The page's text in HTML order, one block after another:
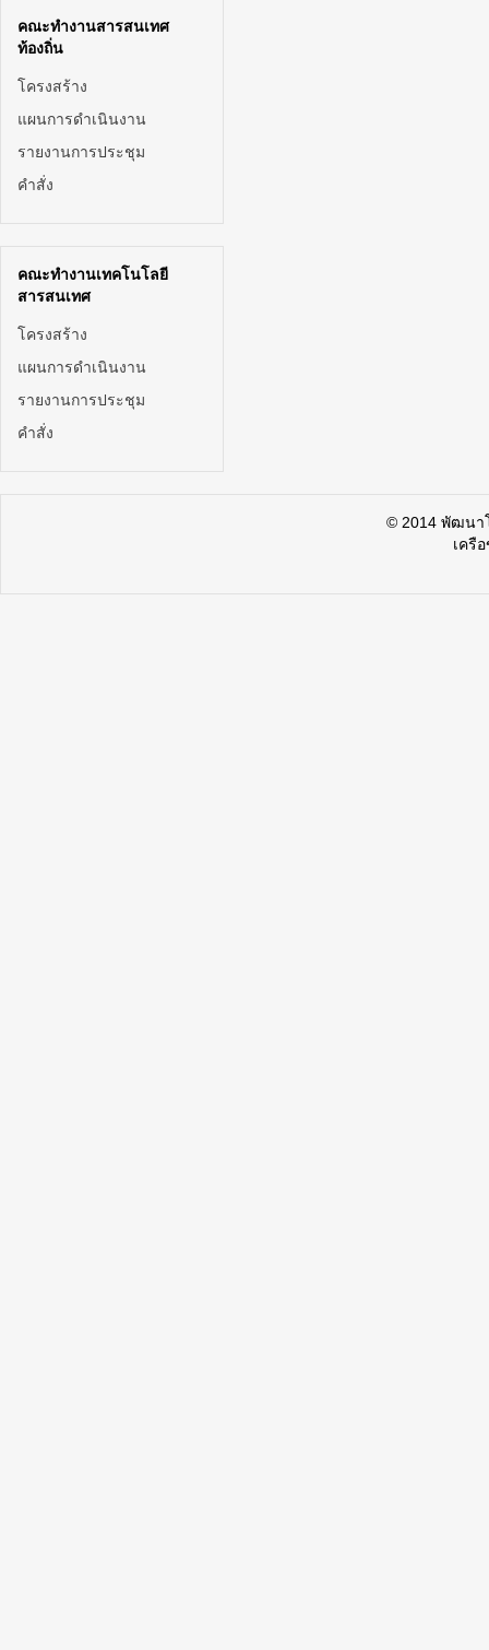
คณะทำงานสารสนเทศ
ท้องถิ่น
โครงสร้าง
แผนการดำเนินงาน
รายงานการประชุม
คำสั่ง
คณะทำงานเทคโนโลยี
สารสนเทศ
โครงสร้าง
แผนการดำเนินงาน
รายงานการประชุม
คำสั่ง
© 2014 พัฒนา
เครื